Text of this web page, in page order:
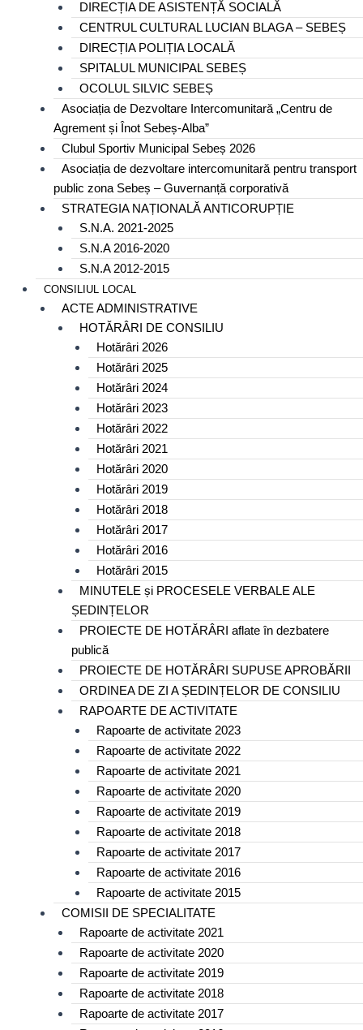
DIRECȚIA DE ASISTENȚĂ SOCIALĂ
CENTRUL CULTURAL LUCIAN BLAGA – SEBEȘ
DIRECȚIA POLIȚIA LOCALĂ
SPITALUL MUNICIPAL SEBEȘ
OCOLUL SILVIC SEBEȘ
Asociația de Dezvoltare Intercomunitară „Centru de
Agrement și Înot Sebeș-Alba”
Clubul Sportiv Municipal Sebeș 2026
Asociația de dezvoltare intercomunitară pentru transport
public zona Sebeș – Guvernanță corporativă
STRATEGIA NAȚIONALĂ ANTICORUPȚIE
S.N.A. 2021-2025
S.N.A 2016-2020
S.N.A 2012-2015
CONSILIUL LOCAL
ACTE ADMINISTRATIVE
HOTĂRÂRI DE CONSILIU
Hotărâri 2026
Hotărâri 2025
Hotărâri 2024
Hotărâri 2023
Hotărâri 2022
Hotărâri 2021
Hotărâri 2020
Hotărâri 2019
Hotărâri 2018
Hotărâri 2017
Hotărâri 2016
Hotărâri 2015
MINUTELE și PROCESELE VERBALE ALE
ȘEDINȚELOR
PROIECTE DE HOTĂRÂRI aflate în dezbatere
publică
PROIECTE DE HOTĂRÂRI SUPUSE APROBĂRII
ORDINEA DE ZI A ȘEDINȚELOR DE CONSILIU
RAPOARTE DE ACTIVITATE
Rapoarte de activitate 2023
Rapoarte de activitate 2022
Rapoarte de activitate 2021
Rapoarte de activitate 2020
Rapoarte de activitate 2019
Rapoarte de activitate 2018
Rapoarte de activitate 2017
Rapoarte de activitate 2016
Rapoarte de activitate 2015
COMISII DE SPECIALITATE
Rapoarte de activitate 2021
Rapoarte de activitate 2020
Rapoarte de activitate 2019
Rapoarte de activitate 2018
Rapoarte de activitate 2017